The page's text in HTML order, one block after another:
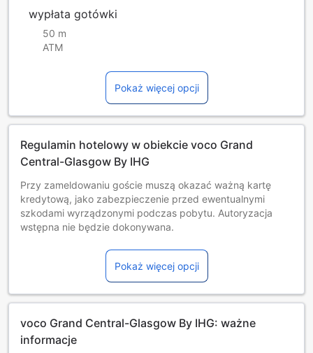
wypłata gotówki
50 m
ATM
Pokaż więcej opcji
Regulamin hotelowy w obiekcie voco Grand
Central-Glasgow By IHG
Przy zameldowaniu goście muszą okazać ważną kartę
kredytową, jako zabezpieczenie przed ewentualnymi
szkodami wyrządzonymi podczas pobytu. Autoryzacja
wstępna nie będzie dokonywana.
Niemowlęta i dzieci od 0 do 0 lat
Pobyt jest bezpłatny w przypadku korzystania z
dostępnych łóżek. Uwaga: łóżeczko dla dziecka może być
udostępnione za dodatkową opłatą, o ile jest dostępne.
Darmowy pobyt na dostępnych łóżkach.
Goście w wieku 18 lat i starsi są traktowani jak osoby
Pokaż więcej opcji
voco Grand Central-Glasgow By IHG: ważne
informacje